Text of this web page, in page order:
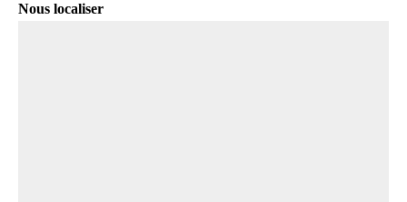
Nous localiser